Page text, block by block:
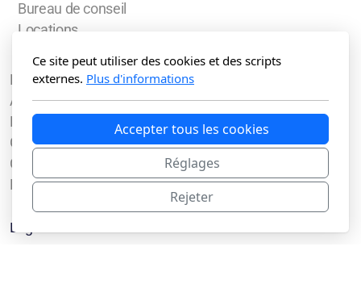
Bureau de conseil
Locations
Boutique
Actualités
Médias
Galerie
Contact
Blog
Légal
Ce site peut utiliser des cookies et des scripts
externes. Plus d'informations
Accepter tous les cookies
Réglages
Rejeter